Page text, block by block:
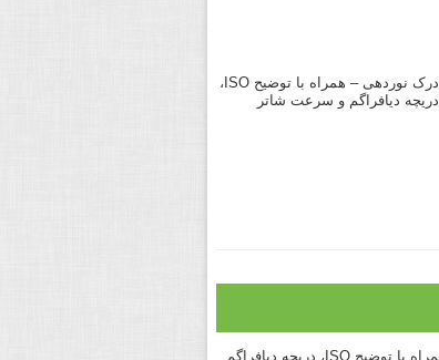
درک نوردهی – همراه با توضیح ISO،
دریچه دیافراگم و سرعت شاتر
درک نوردهی – همراه با توضیح ISO، دریچه دیافراگم